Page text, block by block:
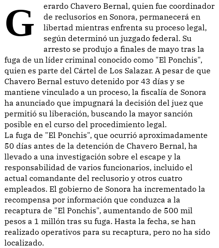
Gerardo Chavero Bernal, quien fue coordinador
de reclusorios en Sonora, permanecerá en
libertad mientras enfrenta su proceso legal,
según determinó un juzgado federal. Su
arresto se produjo a finales de mayo tras la
fuga de un líder criminal conocido como "El Ponchis",
quien es parte del Cártel de Los Salazar. A pesar de que
Chavero Bernal estuvo detenido por 43 días y se
mantiene vinculado a un proceso, la fiscalía de Sonora
ha anunciado que impugnará la decisión del juez que
permitió su liberación, buscando la mayor sanción
posible en el curso del procedimiento legal.
La fuga de "El Ponchis", que ocurrió aproximadamente
50 días antes de la detención de Chavero Bernal, ha
llevado a una investigación sobre el escape y la
responsabilidad de varios funcionarios, incluido el
actual comandante del reclusorio y otros cuatro
empleados. El gobierno de Sonora ha incrementado la
recompensa por información que conduzca a la
recaptura de "El Ponchis", aumentando de 500 mil
pesos a 1 millón tras su fuga. Hasta la fecha, se han
realizado operativos para su recaptura, pero no ha sido
localizado.